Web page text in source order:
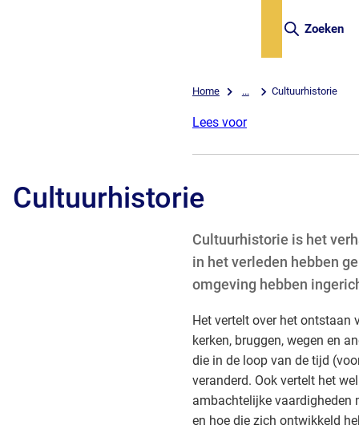
Zoeken
Home ... Cultuurhistorie
Lees voor
Cultuurhistorie
Cultuurhistorie is het
in het verleden hebben
omgeving hebben
Het vertelt over het ontstaan
kerken, bruggen, wegen en
die in de loop van de tijd
veranderd. Ook vertelt het
ambachtelijke vaardigheden
en hoe die zich ontwikkeld